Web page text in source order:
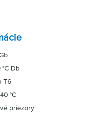
°C Db
T6
°C
priezory